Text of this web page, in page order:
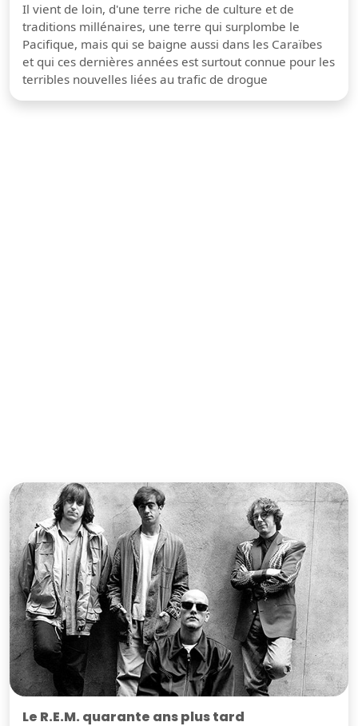
Il vient de loin, d'une terre riche de culture et de
traditions millénaires, une terre qui surplombe le
Pacifique, mais qui se baigne aussi dans les Caraïbes
et qui ces dernières années est surtout connue pour les
terribles nouvelles liées au trafic de drogue
Le R.E.M. quarante ans plus tard